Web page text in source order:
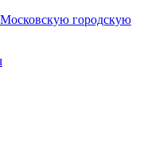
городскую